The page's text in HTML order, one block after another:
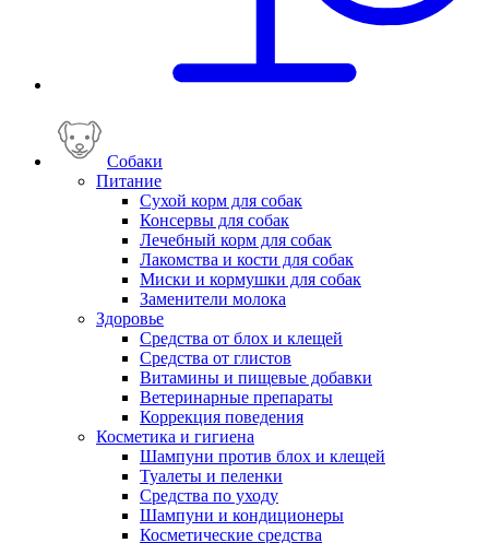
Собаки
Питание
Сухой корм для собак
Консервы для собак
Лечебный корм для собак
Лакомства и кости для собак
Миски и кормушки для собак
Заменители молока
Здоровье
Средства от блох и клещей
Средства от глистов
Витамины и пищевые добавки
Ветеринарные препараты
Коррекция поведения
Косметика и гигиена
Шампуни против блох и клещей
Туалеты и пеленки
Средства по уходу
Шампуни и кондиционеры
Косметические средства